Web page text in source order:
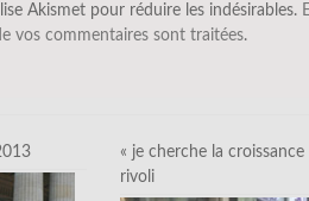
Akismet pour réduire les indésirables.
vos commentaires sont traitées.
« je cherche la croissance
rivoli